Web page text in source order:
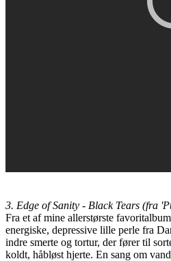
3. Edge of Sanity - Black Tears (fra
Fra et af mine allerstørste
energiske, depressive lille perle fra
indre smerte og tortur, der fører til
koldt, håbløst hjerte. En sang om